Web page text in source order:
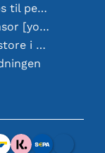
Lodning som en professionel: Tips til perfekte elektroniske forbindelser
Valg af den rigtige temperatursensor [youtube]
18650 Batterier: Små i størrelse, store i ydeevne